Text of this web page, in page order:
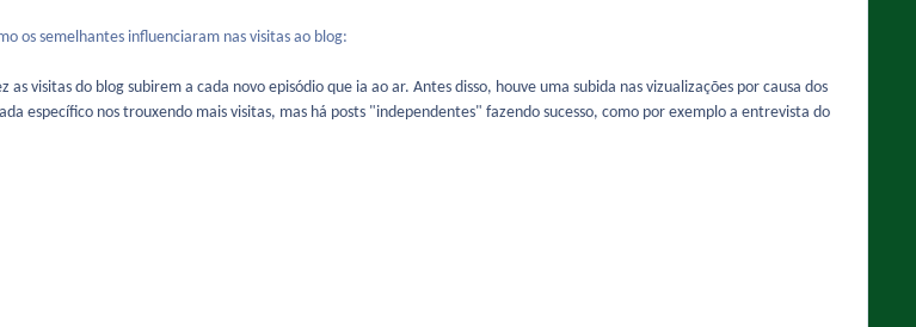
os semelhantes influenciaram nas visitas ao blog:
as visitas do blog subirem a cada novo episódio que ia ao ar. Antes disso, houve uma subida nas vizualizações por causa dos
específico nos trouxendo mais visitas, mas há posts "independentes" fazendo sucesso, como por exemplo a entrevista do